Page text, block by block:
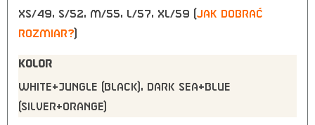
XS/49, S/52, M/55, L/57, XL/59 ( jak dobrać
rozmiar?
KOLOR
WHITE+JUNGLE (BLACK), DARK SEA+BLUE
(SILVER+ORANGE)